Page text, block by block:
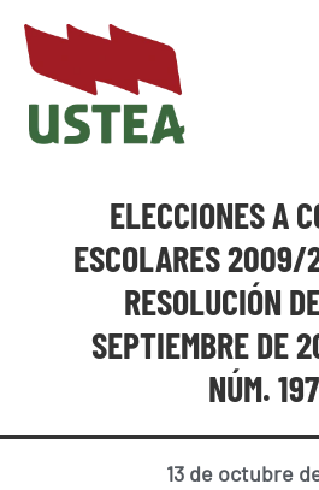
ELECCIONES A
ESCOLARES 2009/
RESOLUCIÓN
SEPTIEMBRE DE
NÚM.
13 de octubre